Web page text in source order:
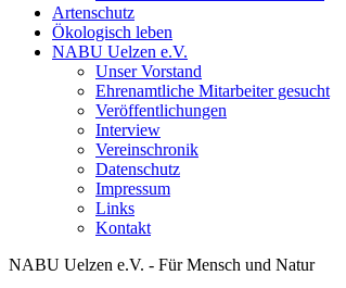
Artenschutz
Ökologisch leben
NABU Uelzen e.V.
Unser Vorstand
Ehrenamtliche Mitarbeiter gesucht
Veröffentlichungen
Interview
Vereinschronik
Datenschutz
Impressum
Links
Kontakt
NABU Uelzen e.V. - Für Mensch und Natur